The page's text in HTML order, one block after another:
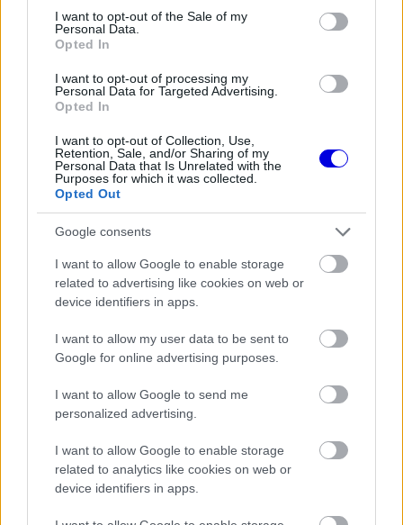
consent section.
I want to opt-out of the Sale of my
Personal Data.
Opted In
I want to opt-out of processing my
Personal Data for Targeted Advertising.
Opted In
I want to opt-out of Collection, Use,
Retention, Sale, and/or Sharing of my
Personal Data that Is Unrelated with the
Purposes for which it was collected.
Opted Out
Google consents
I want to allow Google to enable storage
related to advertising like cookies on web or
device identifiers in apps.
I want to allow my user data to be sent to
Google for online advertising purposes.
I want to allow Google to send me
personalized advertising.
I want to allow Google to enable storage
related to analytics like cookies on web or
device identifiers in apps.
EZEKET IS AJÁNLJUK
Russell a nyári szünetben
FORMA-1
magához a Forma–1-et
FORMA-1
Minden lapját egyetlen pilótára
McLarenvezetője ezután már a bajnokság
egészének állapotáról beszélt, és nem látott belső
akadályt a további növekedés előtt. „A sport